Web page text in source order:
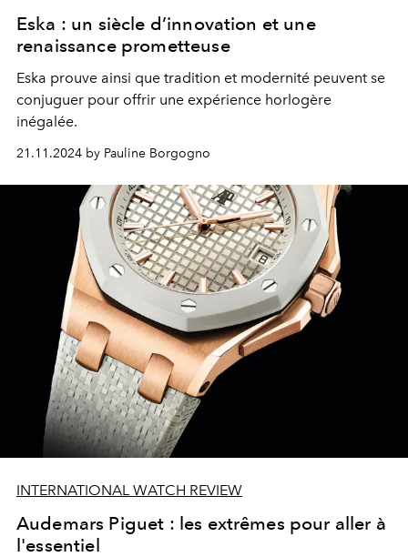
Eska : un siècle d’innovation et une
renaissance prometteuse
Eska prouve ainsi que tradition et modernité peuvent se
conjuguer pour offrir une expérience horlogère
inégalée.
21.11.2024 by Pauline Borgogno
INTERNATIONAL WATCH REVIEW
Audemars Piguet : les extrêmes pour aller à
l'essentiel